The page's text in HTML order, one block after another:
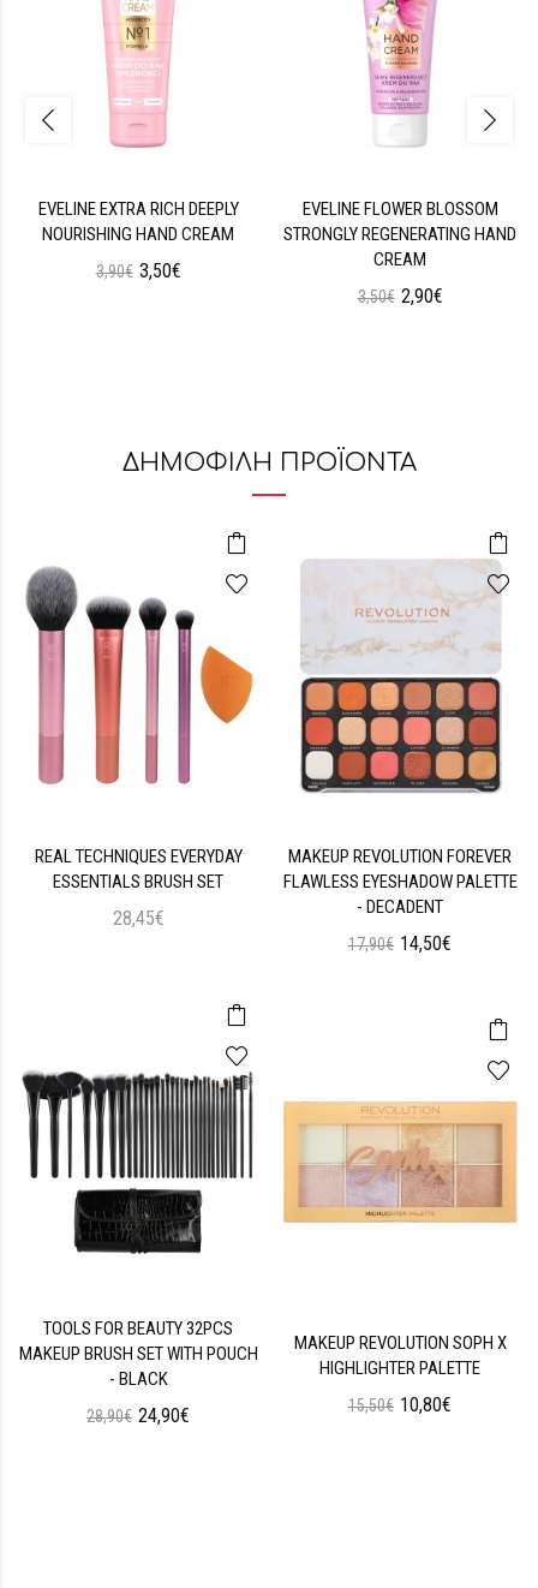
EVELINE EXTRA RICH DEEPLY
NOURISHING HAND CREAM
3,90€ 3,50€
EVELINE FLOWER BLOSSOM
STRONGLY REGENERATING HAND
CREAM
3,50€ 2,90€
ΔΗΜΟΦΙΛΗ ΠΡΟΪΟΝΤΑ
REAL TECHNIQUES EVERYDAY
ESSENTIALS BRUSH SET
28,45€
TOOLS FOR BEAUTY 32PCS
MAKEUP BRUSH SET WITH POUCH
- BLACK
28,90€ 24,90€
MAKEUP REVOLUTION FOREVER
FLAWLESS EYESHADOW PALETTE
- DECADENT
17,90€ 14,50€
MAKEUP REVOLUTION SOPH X
HIGHLIGHTER PALETTE
15,50€ 10,80€